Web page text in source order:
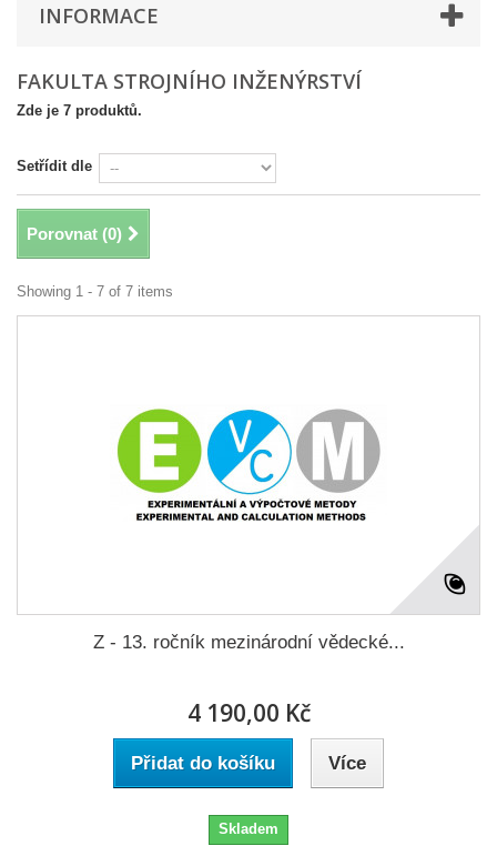
INFORMACE
FAKULTA STROJNÍHO INŽENÝRSTVÍ
Zde je 7 produktů.
Setřídit dle
Porovnat (0)
Showing 1 - 7 of 7 items
Z - 13. ročník mezinárodní vědecké...
4 190,00 Kč
Přidat do košíku Více
Skladem